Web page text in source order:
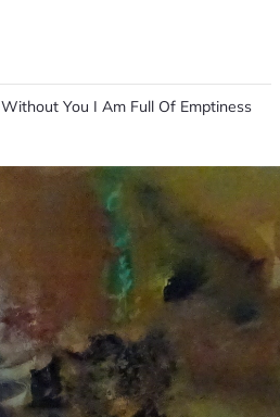
Without You I Am Full Of Emptiness